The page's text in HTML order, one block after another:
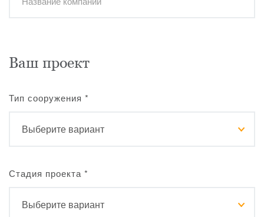
Ваш проект
Тип сооружения *
Стадия проекта *